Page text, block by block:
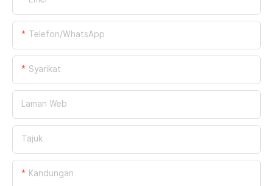
Telefon/WhatsApp
Syarikat
Laman Web
Tajuk
Kandungan